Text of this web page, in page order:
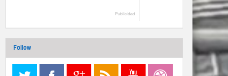
Follow